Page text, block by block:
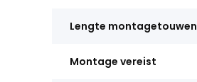
Lengte montagetouwen
Montage vereist